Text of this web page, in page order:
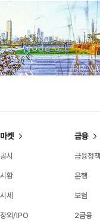
마켓
공시
시황
시세
장외/IPO
금융
금융정책
은행
보험
2금융